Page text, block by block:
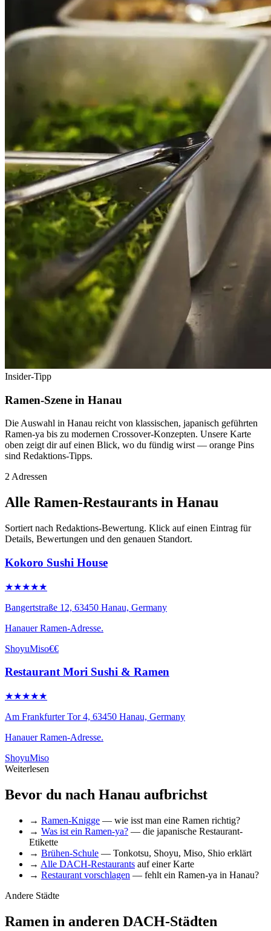
Insider-Tipp
Ramen-Szene in Hanau
Die Auswahl in Hanau reicht von klassischen, japanisch geführten
Ramen-ya bis zu modernen Crossover-Konzepten. Unsere Karte
oben zeigt dir auf einen Blick, wo du fündig wirst — orange Pins
sind Redaktions-Tipps.
2 Adressen
Alle Ramen-Restaurants in Hanau
Sortiert nach Redaktions-Bewertung. Klick auf einen Eintrag für
Details, Bewertungen und den genauen Standort.
Kokoro Sushi House
★★★★★
Bangertstraße 12, 63450 Hanau, Germany
Hanauer Ramen-Adresse.
ShoyuMiso€€
Restaurant Mori Sushi & Ramen
★★★★★
Am Frankfurter Tor 4, 63450 Hanau, Germany
Hanauer Ramen-Adresse.
ShoyuMiso
Weiterlesen
Bevor du nach Hanau aufbrichst
→ Ramen-Knigge — wie isst man eine Ramen richtig?
→ Was ist ein Ramen-ya? — die japanische Restaurant-
Etikette
→ Brühen-Schule — Tonkotsu, Shoyu, Miso, Shio erklärt
→ Alle DACH-Restaurants auf einer Karte
→ Restaurant vorschlagen — fehlt ein Ramen-ya in Hanau?
Andere Städte
Ramen in anderen DACH-Städten